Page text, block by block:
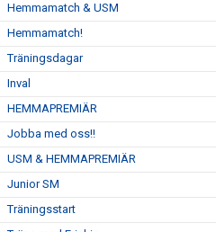
Hemmamatch & USM
Hemmamatch!
Träningsdagar
Inval
HEMMAPREMIÄR
Jobba med oss!!
USM & HEMMAPREMIÄR
Junior SM
Träningsstart